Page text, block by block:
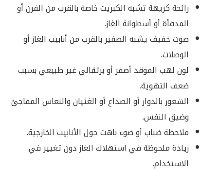
رائحة كريهة تشبه الكبريت خاصة بالقرب من الفرن أو
المدفأة أو أسطوانة الغاز.
صوت خفيف يشبه الصفير بالقرب من أنابيب الغاز أو
الوصلات.
لون لهب الموقد أصفر أو برتقالي غير طبيعي بسبب
ضعف التهوية.
الشعور بالدوار أو الصداع أو الغثيان والنعاس المفاجئ
وضيق النفس.
ملاحظة ضباب أو ضوء باهت حول الأنابيب الخارجية.
زيادة ملحوظة في استهلاك الغاز دون تغيير في
الاستخدام.